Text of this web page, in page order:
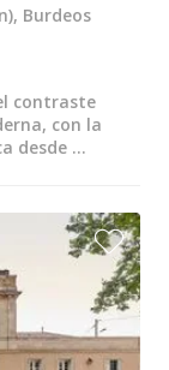
Burdeos
contraste
con la
desde ...